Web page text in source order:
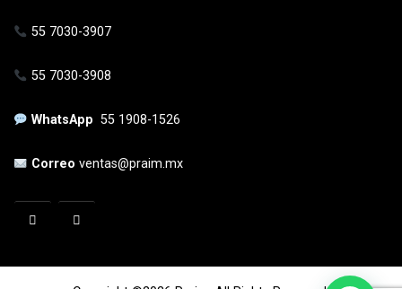
55 7030-3907
55 7030-3908
WhatsApp55 1908-1526
Correoventas@praim.mx